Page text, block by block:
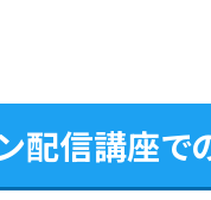
配信講座で